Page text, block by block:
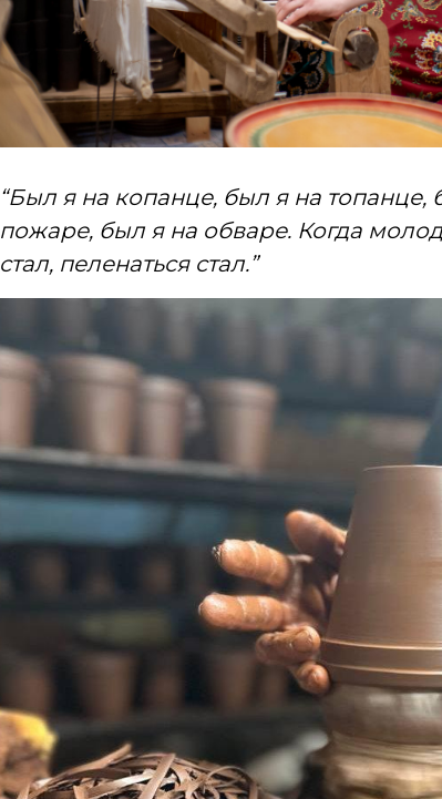
“Был я на копанце, был я на
пожаре, был я на обваре. Когда
стал, пеленаться стал.”